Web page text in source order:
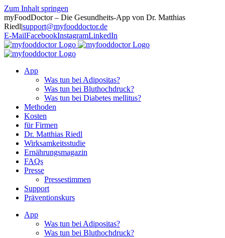
Zum Inhalt springen
myFoodDoctor – Die Gesundheits-App von Dr. Matthias
Riedl|support@myfooddoctor.de
E-MailFacebookInstagramLinkedIn
App
Was tun bei Adipositas?
Was tun bei Bluthochdruck?
Was tun bei Diabetes mellitus?
Methoden
Kosten
für Firmen
Dr. Matthias Riedl
Wirksamkeitsstudie
Ernährungsmagazin
FAQs
Presse
Pressestimmen
Support
Präventionskurs
App
Was tun bei Adipositas?
Was tun bei Bluthochdruck?